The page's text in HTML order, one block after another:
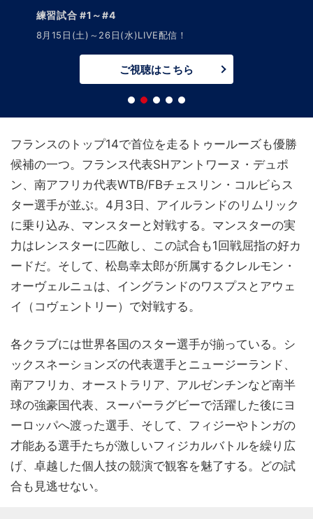
練習試合 #1～#4
8月15日(土)～26日(水)LIVE配信！
ご視聴はこちら
フランスのトップ14で首位を走るトゥールーズも優勝
候補の一つ。フランス代表SHアントワーヌ・デュポ
ン、南アフリカ代表WTB/FBチェスリン・コルビらス
ター選手が並ぶ。4月3日、アイルランドのリムリック
に乗り込み、マンスターと対戦する。マンスターの実
力はレンスターに匹敵し、この試合も1回戦屈指の好カ
ードだ。そして、松島幸太郎が所属するクレルモン・
オーヴェルニュは、イングランドのワスプスとアウェ
イ（コヴェントリー）で対戦する。
各クラブには世界各国のスター選手が揃っている。シ
ックスネーションズの代表選手とニュージーランド、
南アフリカ、オーストラリア、アルゼンチンなど南半
球の強豪国代表、スーパーラグビーで活躍した後にヨ
ーロッパへ渡った選手、そして、フィジーやトンガの
才能ある選手たちが激しいフィジカルバトルを繰り広
げ、卓越した個人技の競演で観客を魅了する。どの試
合も見逃せない。